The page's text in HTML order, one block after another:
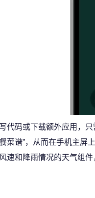
代码或下载额外应用，
菜谱”，从而在手机主屏
速和降雨情况的天气组